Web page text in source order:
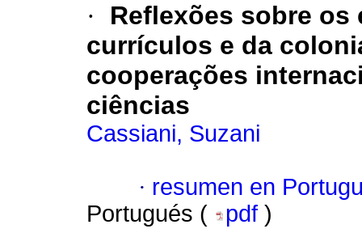
·
Reflexões sobre
currículos e da
cooperações
ciências
Cassiani, Suzani
· resumen en
Portugués (
pdf )